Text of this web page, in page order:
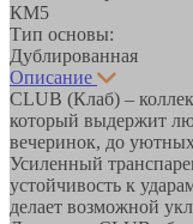
КМ5
Тип основы:
Дублированная
Описание
CLUB (Клаб) –
который выдержит
вечеринок, до
Усиленный
устойчивость к
делает возможной